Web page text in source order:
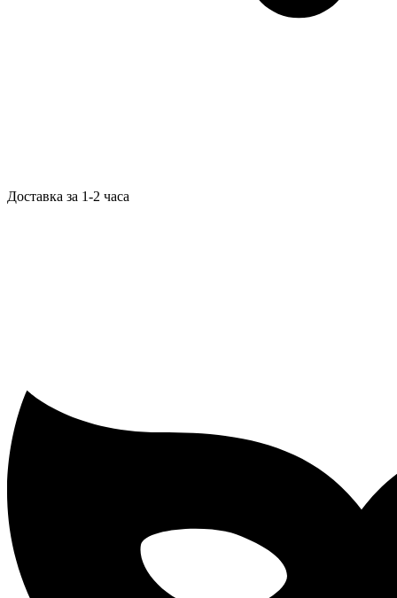
Доставка за 1-2 часа